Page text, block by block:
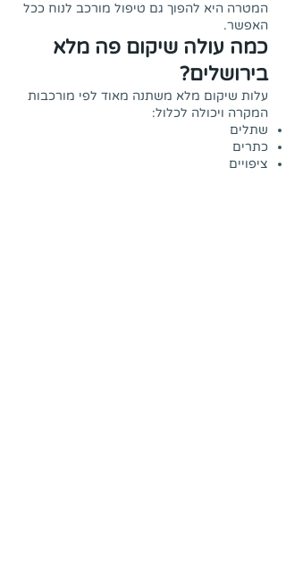
המטרה היא להפוך גם טיפול מורכב לנוח ככל
האפשר.
כמה עולה שיקום פה מלא
בירושלים?
עלות שיקום מלא משתנה מאוד לפי מורכבות
המקרה ויכולה לכלול:
שתלים
כתרים
ציפויים